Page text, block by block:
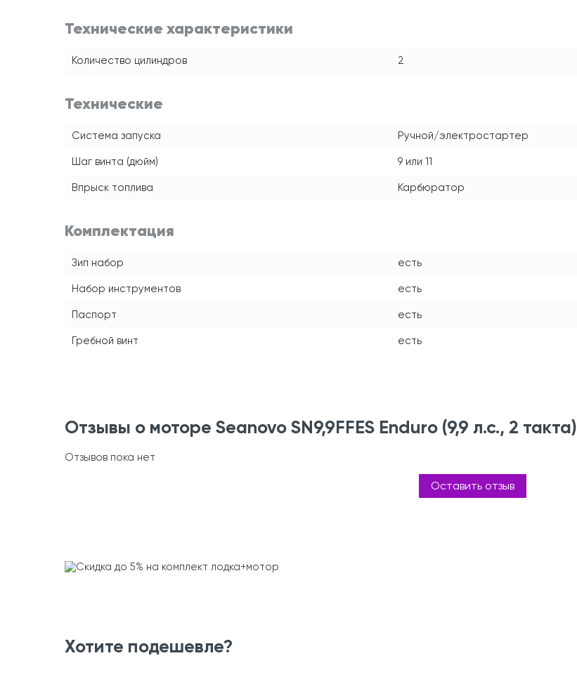
Технические характеристики
Количество цилиндров 2
Технические
Система запуска Ручной/электростартер
Шаг винта (дюйм) 9 или 11
Впрыск топлива Карбюратор
Комплектация
Зип набор есть
Набор инструментов есть
Паспорт есть
Гребной винт есть
Отзывы о моторе Seanovo SN9,9FFES Enduro (9,9 л.с., 2 такта)
Отзывов пока нет
Оставить отзыв
Хотите подешевле?